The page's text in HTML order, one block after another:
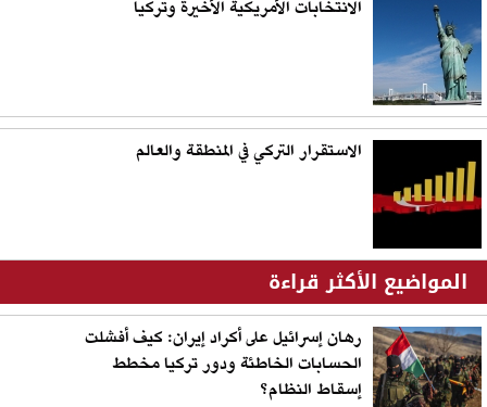
الانتخابات الأمريكية الأخيرة وتركيا
الاستقرار التركي في المنطقة والعالم
المواضيع الأكثر قراءة
رهان إسرائيل على أكراد إيران: كيف أفشلت
الحسابات الخاطئة ودور تركيا مخطط
إسقاط النظام؟